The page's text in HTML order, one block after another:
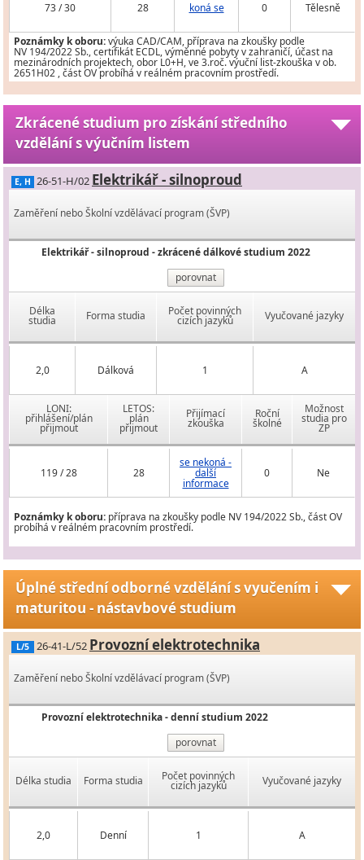
73 / 30 28 koná se 0 Tělesně
Poznámky k oboru:výuka CAD/CAM, příprava na zkoušky podle
NV 194/2022 Sb., certifikát ECDL, výměnné pobyty v zahraničí, účast na
mezinárodních projektech, obor L0+H, ve 3.roč. výuční list-zkouška v ob.
2651H02 , část OV probíhá v reálném pracovním prostředí.
Zkrácené studium pro získání středního
vzdělání s výučním listem
E, H 26-51-H/02 Elektrikář - silnoproud
Zaměření nebo Školní vzdělávací program (ŠVP)
Elektrikář - silnoproud - zkrácené dálkové studium 2022
porovnat
Délka
studia Forma studia Počet povinných
cizích jazyků Vyučované jazyky
2,0 Dálková 1 A
LONI:
přihlášení/plán
přijmout
LETOS:
plán
přijmout
Přijímací
zkouška
Roční
školné
Možnost
studia pro
ZP
119 / 28 28
se nekoná -
další
informace
0 Ne
Poznámky k oboru: příprava na zkoušky podle NV 194/2022 Sb., část OV
probíhá v reálném pracovním prostředí.
Úplné střední odborné vzdělání s vyučením i
maturitou - nástavbové studium
L/5 26-41-L/52 Provozní elektrotechnika
Zaměření nebo Školní vzdělávací program (ŠVP)
Provozní elektrotechnika - denní studium 2022
porovnat
Délka studia Forma studia Počet povinných
cizích jazyků Vyučované jazyky
2,0 Denní 1 A